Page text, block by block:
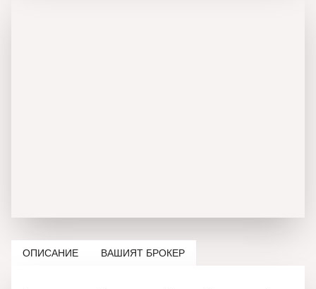
ОПИСАНИЕ ВАШИЯТ БРОКЕР